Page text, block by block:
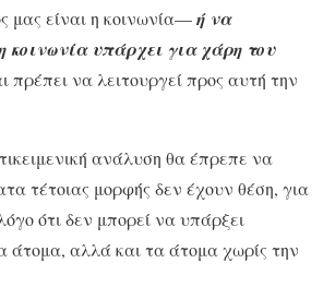
μας είναι η κοινωνία—ή να
κοινωνία υπάρχει για χά­ρη του
πρέπει να λειτουργεί προς αυτή την
ανάλυση θα έπρεπε να
τέτοιας μορφής δεν έχουν θέση, για
ότι δεν μπορεί να υπάρξει
άτομα, αλλά και τα άτομα χωρίς την